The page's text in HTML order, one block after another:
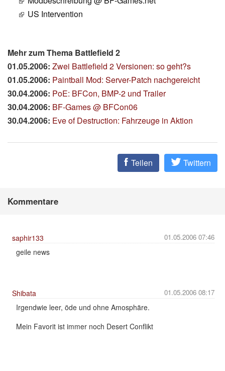
US Intervention
Mehr zum Thema Battlefield 2
01.05.2006: Zwei Battlefield 2 Versionen: so geht?s
01.05.2006: Paintball Mod: Server-Patch nachgereicht
30.04.2006: PoE: BFCon, BMP-2 und Trailer
30.04.2006: BF-Games @ BFCon06
30.04.2006: Eve of Destruction: Fahrzeuge in Aktion
Teilen Twittern
Kommentare
01.05.2006 07:46
saphir133
geile news
01.05.2006 08:17
Shibata
Irgendwie leer, öde und ohne Amosphäre.
Mein Favorit ist immer noch Desert Conflikt